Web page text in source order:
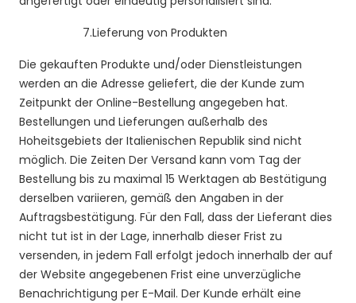
7.Lieferung von Produkten
Die gekauften Produkte und/oder Dienstleistungen
werden an die Adresse geliefert, die der Kunde zum
Zeitpunkt der Online-Bestellung angegeben hat.
Bestellungen und Lieferungen außerhalb des
Hoheitsgebiets der Italienischen Republik sind nicht
möglich. Die Zeiten Der Versand kann vom Tag der
Bestellung bis zu maximal 15 Werktagen ab Bestätigung
derselben variieren, gemäß den Angaben in der
Auftragsbestätigung. Für den Fall, dass der Lieferant dies
nicht tut ist in der Lage, innerhalb dieser Frist zu
versenden, in jedem Fall erfolgt jedoch innerhalb der auf
der Website angegebenen Frist eine unverzügliche
Benachrichtigung per E-Mail. Der Kunde erhält eine